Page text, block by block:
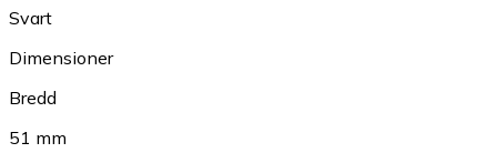
Svart
Dimensioner
Bredd
51 mm